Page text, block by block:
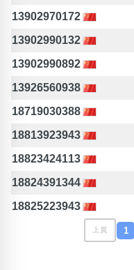
13902970172
13902990132
13902990892
13926560938
18719030388
18813923943
18823424113
18824391344
18825223943
上頁 1